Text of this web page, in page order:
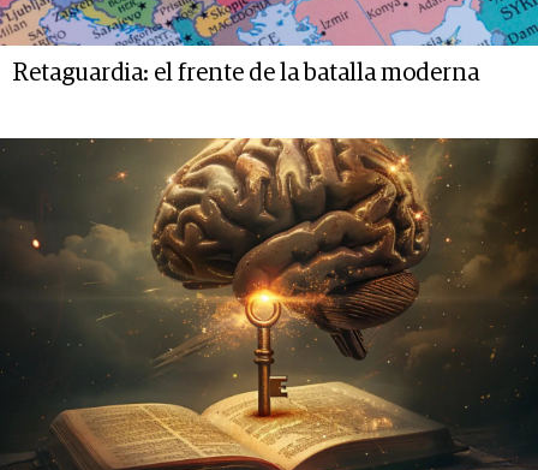
Retaguardia: el frente de la batalla moderna